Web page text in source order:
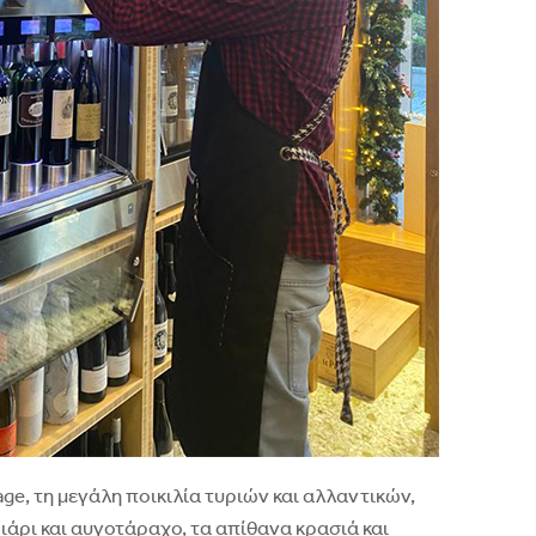
τη μεγάλη ποικιλία τυριών και αλλαντικών,
και αυγοτάραχο, τα απίθανα κρασιά και